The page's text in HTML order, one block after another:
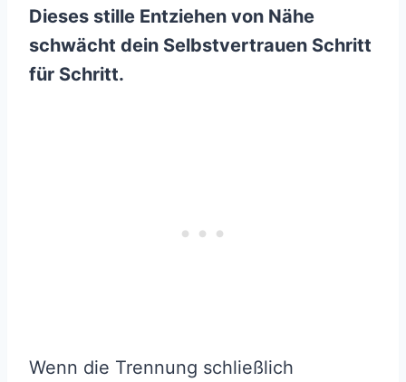
Dieses stille Entziehen von Nähe
schwächt dein Selbstvertrauen Schritt
für Schritt.
Wenn die Trennung schließlich